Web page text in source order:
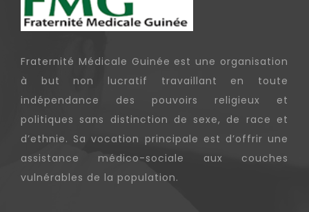
Fraternité Médicale Guinée est une organisation
à but non lucratif travaillant en toute
indépendance des pouvoirs religieux et
politiques sans distinction de sexe, de race et
d’ethnie. Sa vocation principale est d’offrir une
assistance médico-sociale aux couches
vulnérables de la population.